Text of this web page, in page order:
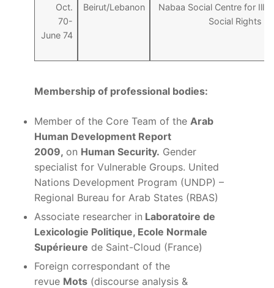
Oct.
70-
June 74
Beirut/Lebanon
Nabaa Social Centre for
Social Rights
Membership of professional bodies:
Member of the Core Team of the Arab
Human Development Report
2009, on Human Security. Gender
specialist for Vulnerable Groups. United
Nations Development Program (UNDP) –
Regional Bureau for Arab States (RBAS)
Associate researcher in Laboratoire de
Lexicologie Politique, Ecole Normale
Supérieure de Saint-Cloud (France)
Foreign correspondant of the
revue Mots (discourse analysis &